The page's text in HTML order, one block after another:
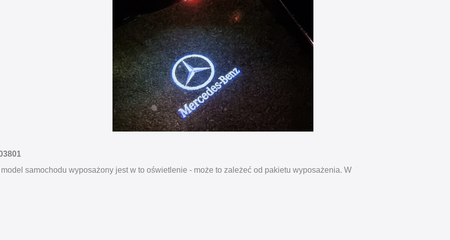
samochodu wyposażony jest w to oświetlenie - może to zależeć od pakietu wyposażenia. W